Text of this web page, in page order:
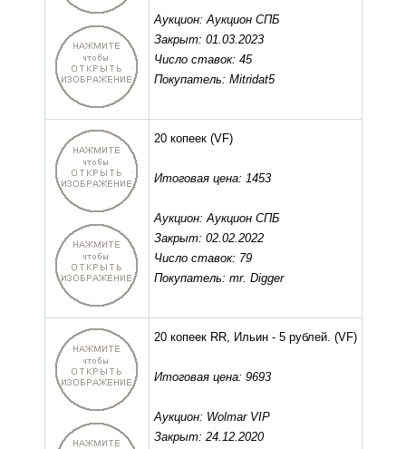
Аукцион: Аукцион СПБ
Закрыт: 01.03.2023
Число ставок: 45
Покупатель: Mitridat5
20 копеек(VF)
Итоговая цена: 1453
Аукцион: Аукцион СПБ
Закрыт: 02.02.2022
Число ставок: 79
Покупатель: mr. Digger
20 копеек RR, Ильин - 5 рублей. (VF)
Итоговая цена: 9693
Аукцион: Wolmar VIP
Закрыт: 24.12.2020